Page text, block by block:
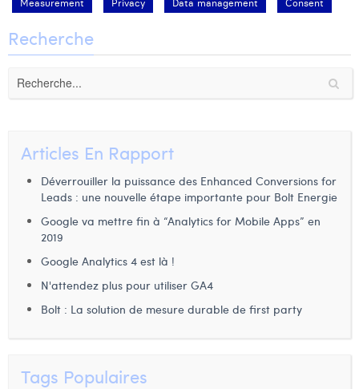
Measurement Privacy Data management Consent
Recherche
Articles En Rapport
Déverrouiller la puissance des Enhanced Conversions for
Leads : une nouvelle étape importante pour Bolt Energie
Google va mettre fin à “Analytics for Mobile Apps” en
2019
Google Analytics 4 est là !
N'attendez plus pour utiliser GA4
Bolt : La solution de mesure durable de first party
Tags Populaires